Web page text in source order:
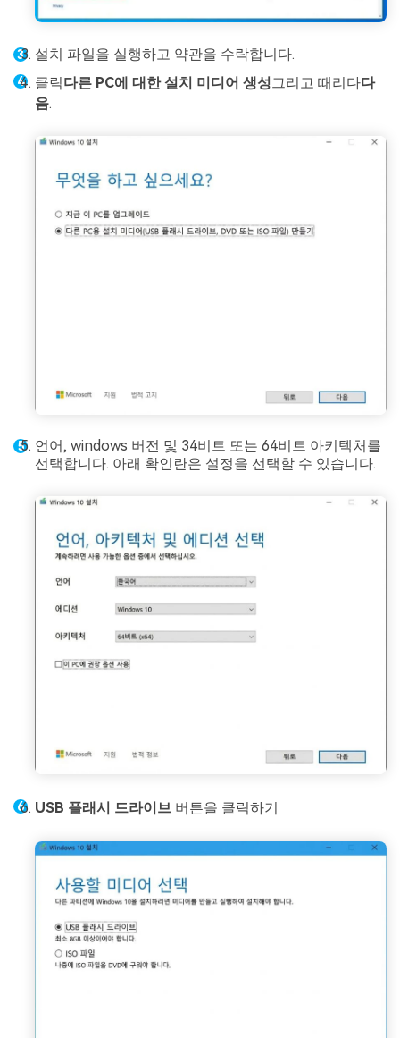
설치 파일을 실행하고 약관을 수락합니다.
클릭다른 PC에 대한 설치 미디어 생성그리고 때리다다
음.
언어, windows 버전 및 34비트 또는 64비트 아키텍처를
선택합니다. 아래 확인란은 설정을 선택할 수 있습니다.
USB 플래시 드라이브 버튼을 클릭하기